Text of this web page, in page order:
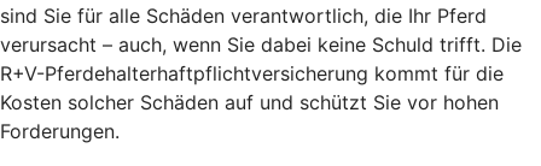
sind Sie für alle Schäden verantwortlich, die Ihr Pferd
verursacht – auch, wenn Sie dabei keine Schuld trifft. Die
R+V-Pferdehalterhaftpflichtversicherung kommt für die
Kosten solcher Schäden auf und schützt Sie vor hohen
Forderungen.